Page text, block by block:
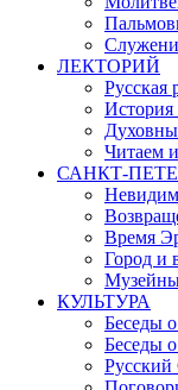
ЛЕКТОРИЙ
Русская
История
Читаем
САНКТ-
Время
Город и
КУЛЬТУРА
Беседы
Беседы о
Русский